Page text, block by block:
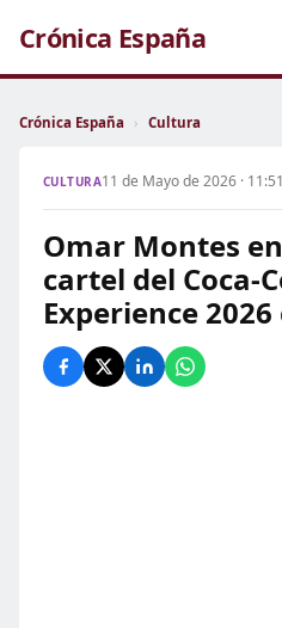
Crónica España
Crónica España › Cultura
CULTURA11 de Mayo de 2026 ·
Omar Montes
cartel del Coca-
Experience